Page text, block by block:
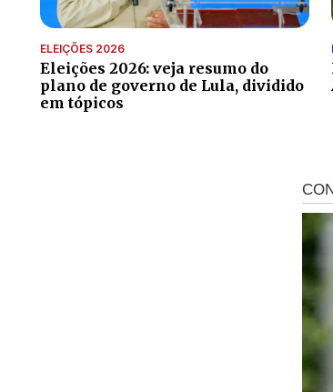
ELEIÇÕES 2026
Eleições 2026: veja resumo do
plano de governo de Lula, dividido
em tópicos